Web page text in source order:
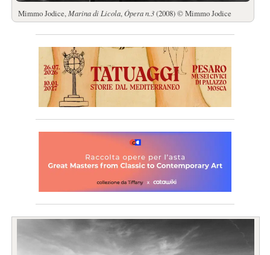
Mimmo Jodice,Marina di Licola,Ópera n.3(2008) © Mimmo Jodice